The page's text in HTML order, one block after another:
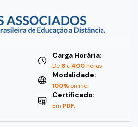
Carga Horária:
De 6 a 400horas
Modalidade:
100% online.
Certificado:
Em PDF.